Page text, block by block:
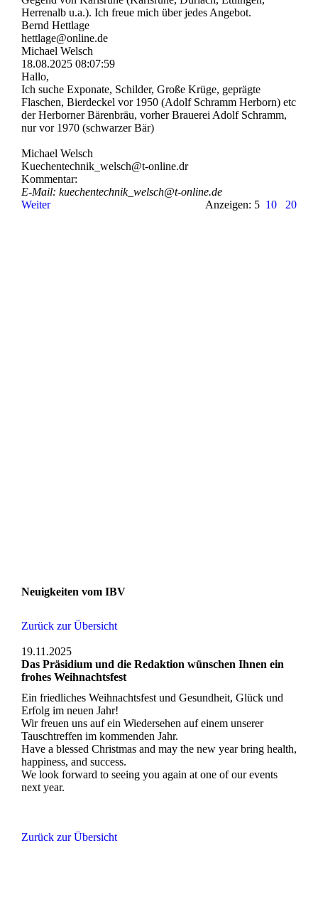
Herrenalb u.a.). Ich freue mich über jedes Angebot.
Bernd Hettlage
hettlage@online.de
Michael Welsch
18.08.2025 08:07:59
Hallo,
Ich suche Exponate, Schilder, Große Krüge, geprägte
Flaschen, Bierdeckel vor 1950 (Adolf Schramm Herborn) etc
der Herborner Bärenbräu, vorher Brauerei Adolf Schramm,
nur vor 1970 (schwarzer Bär)
Michael Welsch
Kuechentechnik_­welsch@­t-­online.­dr
Kommentar:
E-Mail: kuechentechnik_­welsch@­t-­online.­de
Weiter
Anzeigen: 5 10 20
Neuigkeiten vom IBV
Zurück zur Übersicht
19.11.2025
Das Präsidium und die Redaktion wünschen Ihnen ein
frohes Weihnachtsfest
Ein friedliches Weihnachtsfest und Gesundheit, Glück und
Erfolg im neuen Jahr!
Wir freuen uns auf ein Wiedersehen auf einem unserer
Tauschtreffen im kommenden Jahr.
Have a blessed Christmas and may the new year bring health,
happiness, and success.
We look forward to seeing you again at one of our events
next year.
Zurück zur Übersicht